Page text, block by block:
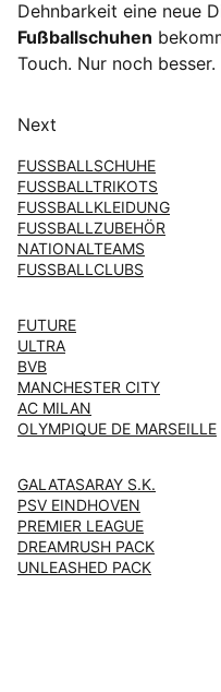
Dehnbarkeit eine neue
Fußballschuhen
Touch. Nur noch besser.
Next
FUSSBALLSCHUHE
FUSSBALLTRIKOTS
FUSSBALLKLEIDUNG
FUSSBALLZUBEHÖR
NATIONALTEAMS
FUSSBALLCLUBS
FUTURE
ULTRA
BVB
MANCHESTER CITY
AC MILAN
OLYMPIQUE DE MARSEILLE
GALATASARAY S.K.
PSV EINDHOVEN
PREMIER LEAGUE
DREAMRUSH PACK
UNLEASHED PACK